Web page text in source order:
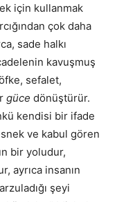
için kullanmak
çok daha
sade halkı
kavuşmuş
sefalet,
güce dönüştürür.
kendisi bir ifade
ve kabul gören
bir yoludur,
ayrıca insanın
şeyi